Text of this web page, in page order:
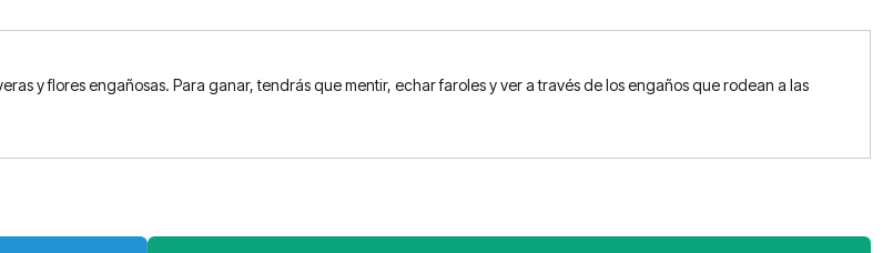
y flores engañosas. Para ganar, tendrás que mentir, echar faroles y ver a través de los engaños que rodean a las